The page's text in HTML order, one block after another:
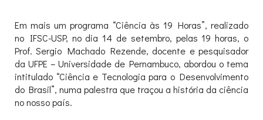
Em mais um programa “Ciência às 19 Horas”, realizado
no IFSC-USP, no dia 14 de setembro, pelas 19 horas, o
Prof. Sergio Machado Rezende, docente e pesquisador
da UFPE – Universidade de Pernambuco, abordou o tema
intitulado “Ciência e Tecnologia para o Desenvolvimento
do Brasil”, numa palestra que traçou a história da ciência
no nosso país.